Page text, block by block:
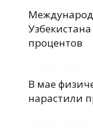
процентов
В мае
нарастили